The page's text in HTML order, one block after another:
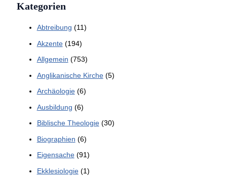
Kategorien
Abtreibung (11)
Akzente(194)
Allgemein (753)
Anglikanische Kirche(5)
Archäologie(6)
Ausbildung (6)
Biblische Theologie(30)
Biographien (6)
Eigensache(91)
Ekklesiologie(1)